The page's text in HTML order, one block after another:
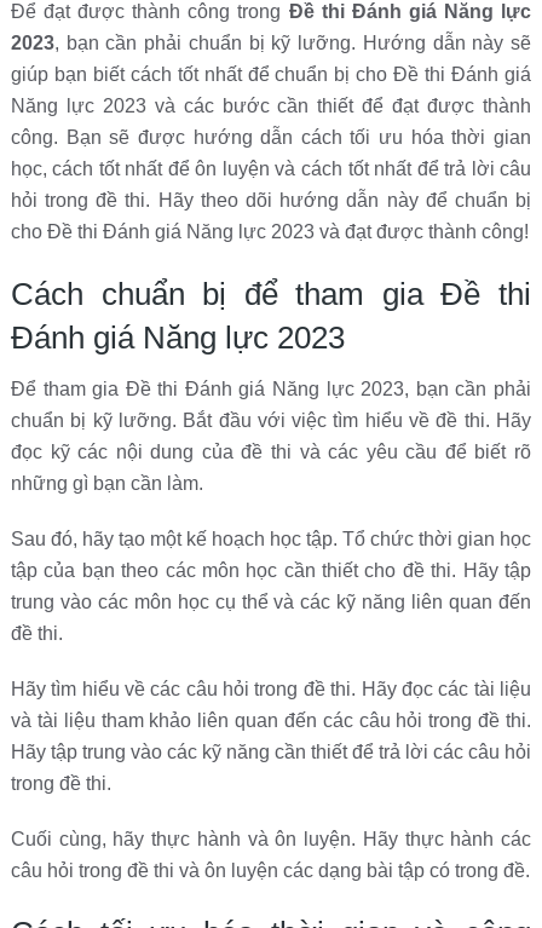
Để đạt được thành công trong Đề thi Đánh giá Năng lực
2023, bạn cần phải chuẩn bị kỹ lưỡng. Hướng dẫn này sẽ
giúp bạn biết cách tốt nhất để chuẩn bị cho Đề thi Đánh giá
Năng lực 2023 và các bước cần thiết để đạt được thành
công. Bạn sẽ được hướng dẫn cách tối ưu hóa thời gian
học, cách tốt nhất để ôn luyện và cách tốt nhất để trả lời câu
hỏi trong đề thi. Hãy theo dõi hướng dẫn này để chuẩn bị
cho Đề thi Đánh giá Năng lực 2023 và đạt được thành công!
Cách chuẩn bị để tham gia Đề thi
Đánh giá Năng lực 2023
Để tham gia Đề thi Đánh giá Năng lực 2023, bạn cần phải
chuẩn bị kỹ lưỡng. Bắt đầu với việc tìm hiểu về đề thi. Hãy
đọc kỹ các nội dung của đề thi và các yêu cầu để biết rõ
những gì bạn cần làm.
Sau đó, hãy tạo một kế hoạch học tập. Tổ chức thời gian học
tập của bạn theo các môn học cần thiết cho đề thi. Hãy tập
trung vào các môn học cụ thể và các kỹ năng liên quan đến
đề thi.
Hãy tìm hiểu về các câu hỏi trong đề thi. Hãy đọc các tài liệu
và tài liệu tham khảo liên quan đến các câu hỏi trong đề thi.
Hãy tập trung vào các kỹ năng cần thiết để trả lời các câu hỏi
trong đề thi.
Cuối cùng, hãy thực hành và ôn luyện. Hãy thực hành các
câu hỏi trong đề thi và ôn luyện các dạng bài tập có trong đề.